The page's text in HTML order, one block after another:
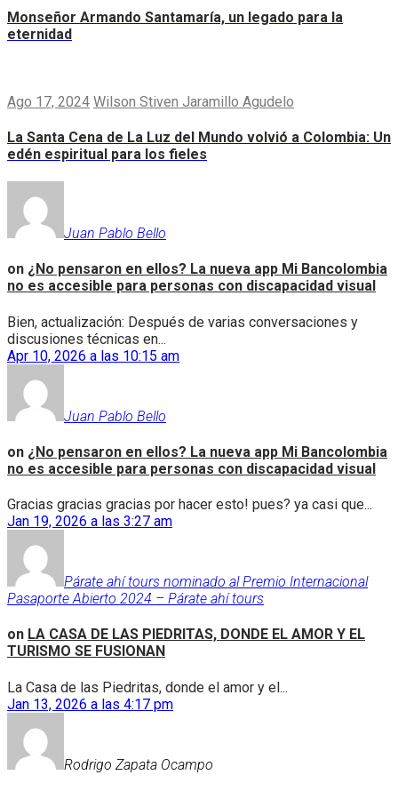
Monseñor Armando Santamaría, un legado para la
eternidad
Ago 17, 2024 Wilson Stiven Jaramillo Agudelo
La Santa Cena de La Luz del Mundo volvió a Colombia: Un
edén espiritual para los fieles
Juan Pablo Bello
on ¿No pensaron en ellos? La nueva app Mi Bancolombia
no es accesible para personas con discapacidad visual
Bien, actualización: Después de varias conversaciones y
discusiones técnicas en...
Apr 10, 2026 a las 10:15 am
Juan Pablo Bello
on ¿No pensaron en ellos? La nueva app Mi Bancolombia
no es accesible para personas con discapacidad visual
Gracias gracias gracias por hacer esto! pues? ya casi que...
Jan 19, 2026 a las 3:27 am
Párate ahí tours nominado al Premio Internacional
Pasaporte Abierto 2024 – Párate ahí tours
on LA CASA DE LAS PIEDRITAS, DONDE EL AMOR Y EL
TURISMO SE FUSIONAN
La Casa de las Piedritas, donde el amor y el...
Jan 13, 2026 a las 4:17 pm
Rodrigo Zapata Ocampo